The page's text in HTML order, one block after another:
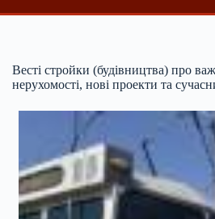
Весті стройки (будівництва) про
нерухомості, нові проекти та